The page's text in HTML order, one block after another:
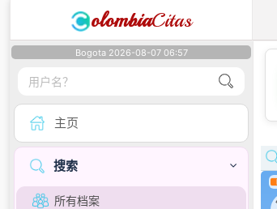
olombiaCitas
Bogota 2026-08-07 06:57
主页
搜索
所有档案